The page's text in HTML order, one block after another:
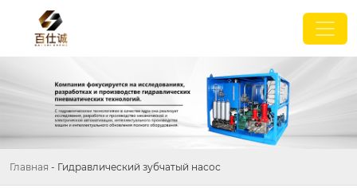
Главная - Гидравлический зубчатый насос